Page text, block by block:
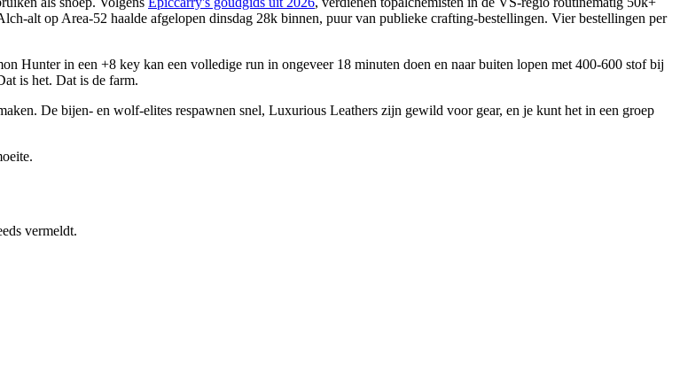
alt op Area-52 haalde afgelopen dinsdag 28k binnen, puur van publieke crafting-bestellingen. Vier bestellingen per
Hunter in een +8 key kan een volledige run in ongeveer 18 minuten doen en naar buiten lopen met 400-600 stof bij
is het. Dat is de farm.
De bijen- en wolf-elites respawnen snel, Luxurious Leathers zijn gewild voor gear, en je kunt het in een groep
vermeldt.